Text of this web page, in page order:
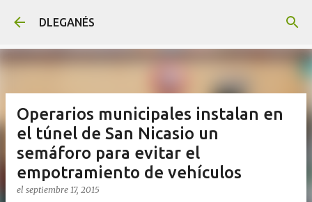
DLEGANÉS
Operarios municipales instalan en
el túnel de San Nicasio un
semáforo para evitar el
empotramiento de vehículos
el septiembre 17, 2015